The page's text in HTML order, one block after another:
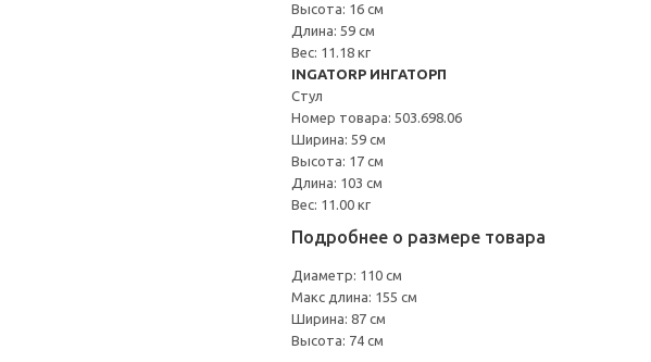
Высота: 16 см
Длина: 59 см
Вес: 11.18 кг
INGATORP ИНГАТОРП
Стул
Номер товара: 503.698.06
Ширина: 59 см
Высота: 17 см
Длина: 103 см
Вес: 11.00 кг
Подробнее о размере товара
Диаметр: 110 см
Макс длина: 155 см
Ширина: 87 см
Высота: 74 см